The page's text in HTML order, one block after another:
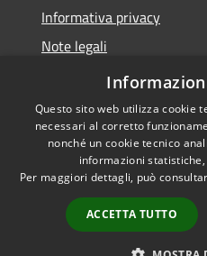
Informativa privacy
Note legali
Dichiarazione di
Accessibilità
Questo sito web utilizza cookie
necessari al corretto
nonché un cookie tecnico
informazioni
Per maggiori dettagli, può
ACCETTA TUTTO